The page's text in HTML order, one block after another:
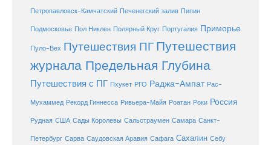
Петропавловск-Камчатский Печенегский залив Пипин
Подмосковье Пол Никлен Полярный Круг Португалия Приморье
Пуло-Вех Путешествия ПГ Путешествия
журнала Предельная Глубина
Путешествия с ПГ Пхукет РГО Раджа-Ампат Рас-
Мухаммед Рекорд Гиннесса Ривьера-Майя Роатан Роки Россия
Рудная США Сады Королевы Сальстраумен Самара Санкт-
Петербург Сарва Саудовская Аравия Сафага Сахалин Себу